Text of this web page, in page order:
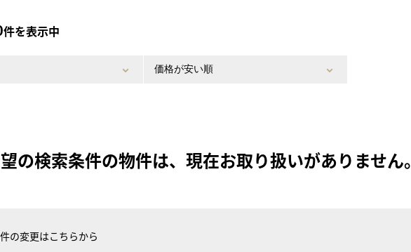
件を表示中
の検索条件の物件は、現在お取り扱いがありません。
の変更はこちらから